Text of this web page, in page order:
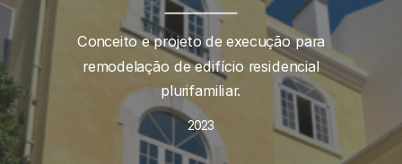
Conceito e projeto de execução para
remodelação de edifício residencial
plurifamiliar.
2023